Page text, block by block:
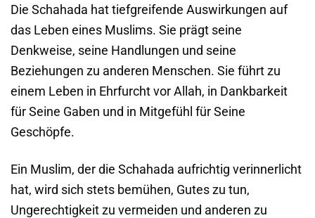
Die Schahada hat tiefgreifende Auswirkungen auf
das Leben eines Muslims. Sie prägt seine
Denkweise, seine Handlungen und seine
Beziehungen zu anderen Menschen. Sie führt zu
einem Leben in Ehrfurcht vor Allah, in Dankbarkeit
für Seine Gaben und in Mitgefühl für Seine
Geschöpfe.
Ein Muslim, der die Schahada aufrichtig verinnerlicht
hat, wird sich stets bemühen, Gutes zu tun,
Ungerechtigkeit zu vermeiden und anderen zu